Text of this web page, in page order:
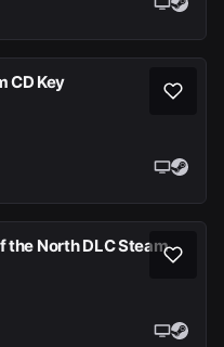
CD Key
the North DLC Steam